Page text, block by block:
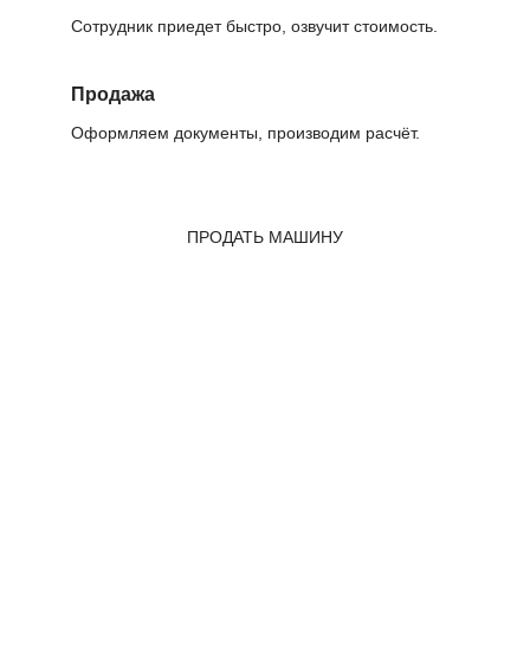
Сотрудник приедет быстро, озвучит стоимость.
Продажа
Оформляем документы, производим расчёт.
ПРОДАТЬ МАШИНУ